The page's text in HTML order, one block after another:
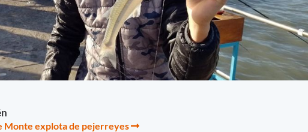
Monte explota de pejerreyes